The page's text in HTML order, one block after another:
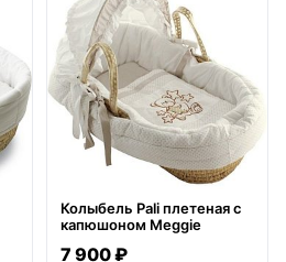
Колыбель Pali плетеная с
капюшоном Meggie
7 900 ₽